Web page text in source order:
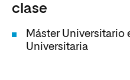
clase
Máster Universitario
Universitaria